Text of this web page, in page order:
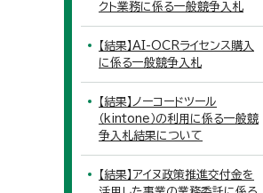
クト業務に係る一般競争入札
【結果】AI-OCRライセンス購入
に係る一般競争入札
【結果】ノーコードツール
（kintone）の利用に係る一般競
争入札結果について
【結果】アイヌ政策推進交付金を